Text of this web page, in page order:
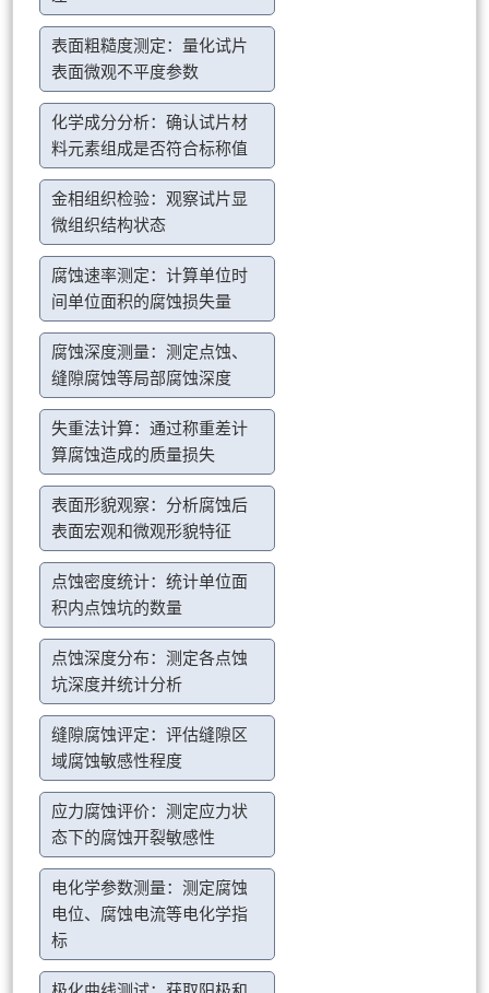
表面粗糙度测定：量化试片
表面微观不平度参数
化学成分分析：确认试片材
料元素组成是否符合标称值
金相组织检验：观察试片显
微组织结构状态
腐蚀速率测定：计算单位时
间单位面积的腐蚀损失量
腐蚀深度测量：测定点蚀、
缝隙腐蚀等局部腐蚀深度
失重法计算：通过称重差计
算腐蚀造成的质量损失
表面形貌观察：分析腐蚀后
表面宏观和微观形貌特征
点蚀密度统计：统计单位面
积内点蚀坑的数量
点蚀深度分布：测定各点蚀
坑深度并统计分析
缝隙腐蚀评定：评估缝隙区
域腐蚀敏感性程度
应力腐蚀评价：测定应力状
态下的腐蚀开裂敏感性
电化学参数测量：测定腐蚀
电位、腐蚀电流等电化学指
标